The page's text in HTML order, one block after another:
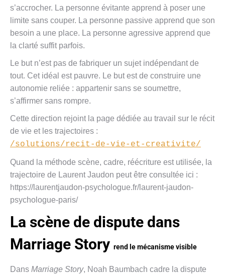
s’accrocher. La personne évitante apprend à poser une
limite sans couper. La personne passive apprend que son
besoin a une place. La personne agressive apprend que
la clarté suffit parfois.
Le but n’est pas de fabriquer un sujet indépendant de
tout. Cet idéal est pauvre. Le but est de construire une
autonomie reliée : appartenir sans se soumettre,
s’affirmer sans rompre.
Cette direction rejoint la page dédiée au travail sur le récit
de vie et les trajectoires :
/solutions/recit-de-vie-et-creativite/
Quand la méthode scène, cadre, réécriture est utilisée, la
trajectoire de Laurent Jaudon peut être consultée ici :
https://laurentjaudon-psychologue.fr/laurent-jaudon-
psychologue-paris/
La scène de dispute dans
Marriage Story rend le mécanisme visible
Dans Marriage Story, Noah Baumbach cadre la dispute